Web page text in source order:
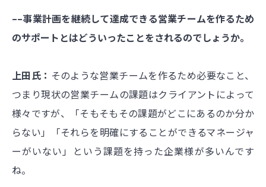
––事業計画を継続して達成できる営業チームを作るため
のサポートとはどういったことをされるのでしょうか。
上田氏： そのような営業チームを作るため必要なこと、
つまり現状の営業チームの課題はクライアントによって
様々ですが、「そもそもその課題がどこにあるのか分か
らない」「それらを明確にすることができるマネージャ
ーがいない」という課題を持った企業様が多いんです
ね。